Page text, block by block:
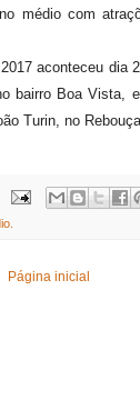
médio com
aconteceu dia
bairro Boa Vista,
Turin, no
Página inicial